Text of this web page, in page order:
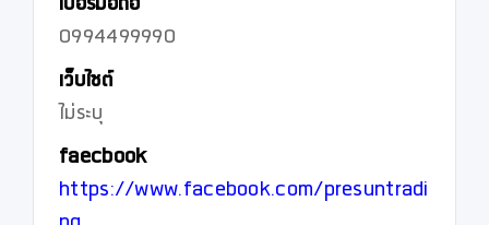
เบอร์มือถือ
0994499990
เว็บไซต์
ไม่ระบุ
faecbook
https://www.facebook.com/presuntradi